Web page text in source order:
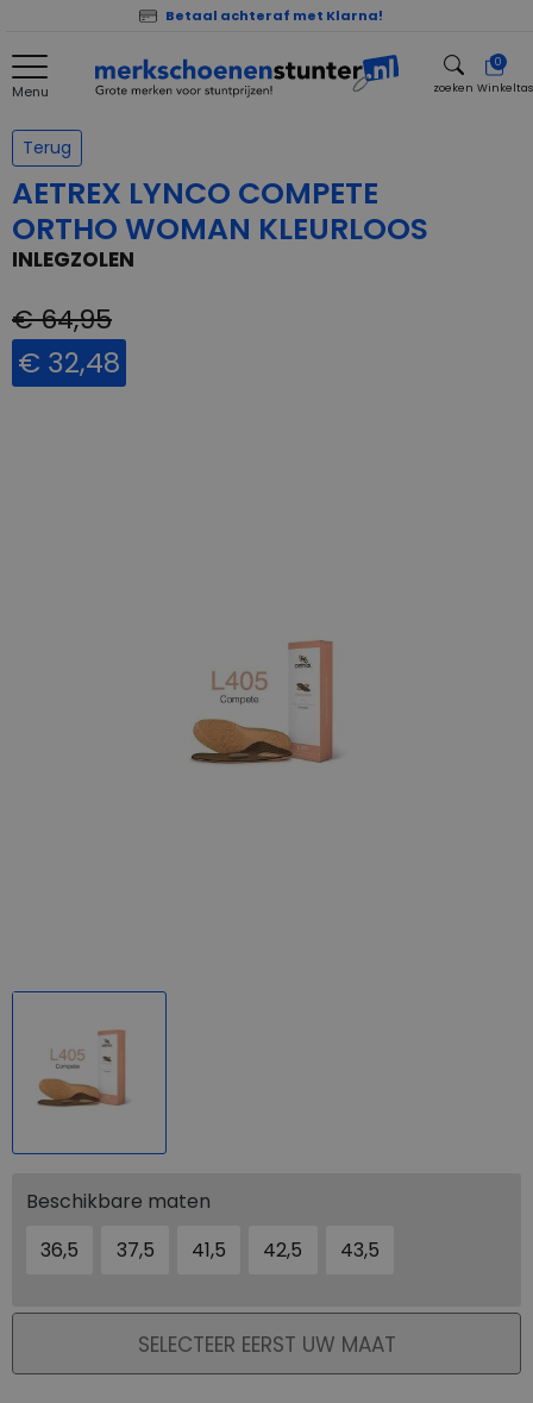
Betaal achteraf met Klarna!
Menu zoeken
0
Winkeltas
Terug
AETREX LYNCO COMPETE
ORTHO WOMAN KLEURLOOS
INLEGZOLEN
€ 64,95
€ 32,48
Beschikbare maten
36,5
37,5 41,5 42,5 43,5
PLAATS IN WINKELMAND
SELECTEER EERST UW MAAT